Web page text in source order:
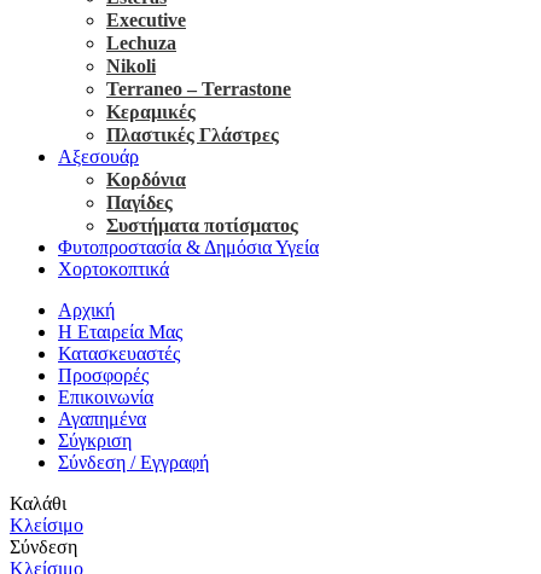
Executive
Lechuza
Nikoli
Terraneo – Terrastone
Κεραμικές
Πλαστικές Γλάστρες
Αξεσουάρ
Κορδόνια
Παγίδες
Συστήματα ποτίσματος
Φυτοπροστασία & Δημόσια Υγεία
Χορτοκοπτικά
Αρχική
Η Εταιρεία Μας
Κατασκευαστές
Προσφορές
Επικοινωνία
Αγαπημένα
Σύγκριση
Σύνδεση / Εγγραφή
Καλάθι
Κλείσιμο
Σύνδεση
Κλείσιμο